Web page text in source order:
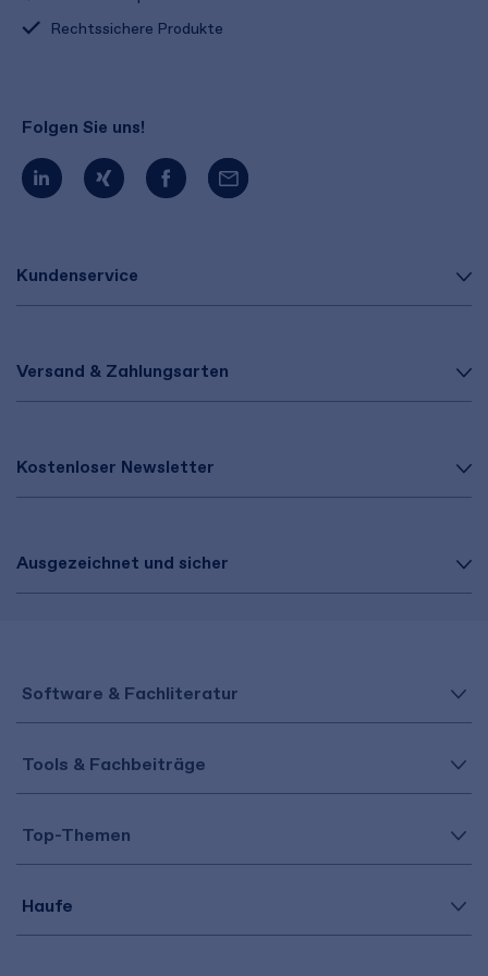
Kundenservice
Versand & Zahlungsarten
Kostenloser Newsletter
Ausgezeichnet und sicher
Rechtssichere Produkte
Folgen Sie uns!
Software & Fachliteratur
Tools & Fachbeiträge
Top-Themen
Haufe